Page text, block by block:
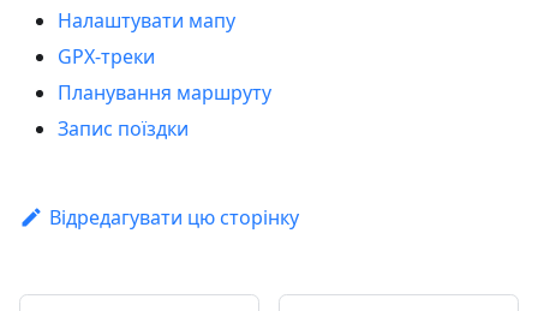
Налаштувати мапу
GPX-треки
Планування маршруту
Запис поїздки
Відредагувати цю сторінку